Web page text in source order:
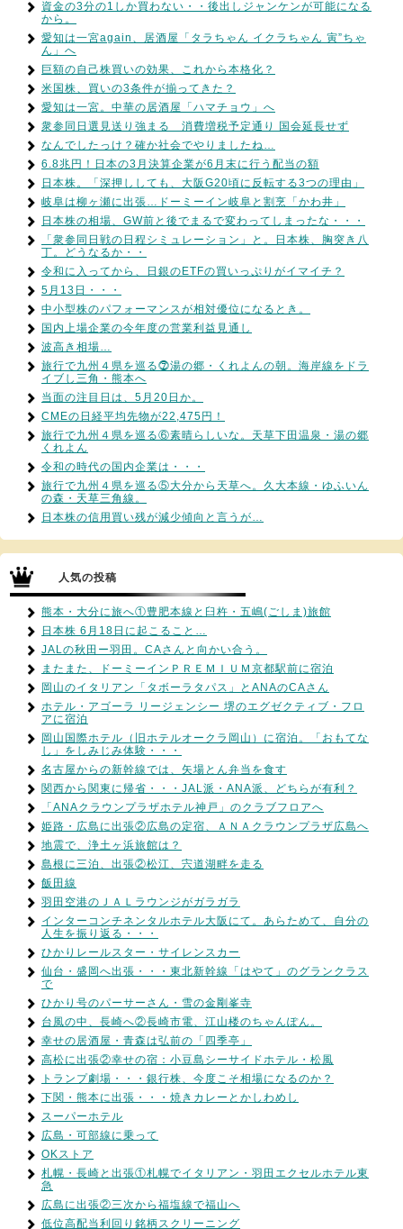
資金の3分の1しか買わない・・後出しジャンケンが可能になる
から。
愛知は一宮again、居酒屋「タラちゃん イクラちゃん 寅”ちゃ
ん」へ
巨額の自己株買いの効果、これから本格化？
米国株、買いの3条件が揃ってきた？
愛知は一宮。中華の居酒屋「ハマチョウ」へ
衆参同日選見送り強まる 消費増税予定通り 国会延長せず
なんでしたっけ？確か社会でやりましたね…
6.8兆円！日本の3月決算企業が6月末に行う配当の額
日本株。「深押ししても、大阪G20頃に反転する3つの理由」
岐阜は柳ヶ瀬に出張…ドーミーイン岐阜と割烹「かわ井」
日本株の相場、GW前と後でまるで変わってしまったな・・・
「衆参同日戦の日程シミュレーション」と。日本株、胸突き八
丁。どうなるか・・
令和に入ってから、日銀のETFの買いっぷりがイマイチ？
5月13日・・・
中小型株のパフォーマンスが相対優位になるとき。
国内上場企業の今年度の営業利益見通し
波高き相場…
旅行で九州４県を巡る⓻湯の郷・くれよんの朝。海岸線をドラ
イブし三角・熊本へ
当面の注目日は、5月20日か。
CMEの日経平均先物が22,475円！
旅行で九州４県を巡る⑥素晴らしいな。天草下田温泉・湯の郷
くれよん
令和の時代の国内企業は・・・
旅行で九州４県を巡る⑤大分から天草へ。久大本線・ゆふいん
の森・天草三角線。
日本株の信用買い残が減少傾向と言うが…
人気の投稿
熊本・大分に旅へ①豊肥本線と臼杵・五嶋(ごしま)旅館
日本株 6月18日に起こること…
JALの秋田ー羽田。CAさんと向かい合う。
またまた、ドーミーインＰＲＥＭＩＵＭ京都駅前に宿泊
岡山のイタリアン「タボーラタパス」とANAのCAさん
ホテル・アゴーラ リージェンシー 堺のエグゼクティブ・フロ
アに宿泊
岡山国際ホテル（旧ホテルオークラ岡山）に宿泊。「おもてな
し」をしみじみ体験・・・
名古屋からの新幹線では、矢場とん弁当を食す
関西から関東に帰省・・・JAL派・ANA派、どちらが有利？
「ANAクラウンプラザホテル神戸」のクラブフロアへ
姫路・広島に出張②広島の定宿、ＡＮＡクラウンプラザ広島へ
地震で、浄土ヶ浜旅館は？
島根に三泊、出張②松江、宍道湖畔を走る
飯田線
羽田空港のＪＡＬラウンジがガラガラ
インターコンチネンタルホテル大阪にて。あらためて、自分の
人生を振り返る・・・
ひかりレールスター・サイレンスカー
仙台・盛岡へ出張・・・東北新幹線「はやて」のグランクラス
で
ひかり号のパーサーさん・雪の金剛峯寺
台風の中、長崎へ②長崎市電、江山楼のちゃんぽん。
幸せの居酒屋・青森は弘前の「四季亭」
高松に出張②幸せの宿：小豆島シーサイドホテル・松風
トランプ劇場・・・銀行株、今度こそ相場になるのか？
下関・熊本に出張・・・焼きカレーとかしわめし
スーパーホテル
広島・可部線に乗って
OKストア
札幌・長崎と出張①札幌でイタリアン・羽田エクセルホテル東
急
広島に出張②三次から福塩線で福山へ
低位高配当利回り銘柄スクリーニング